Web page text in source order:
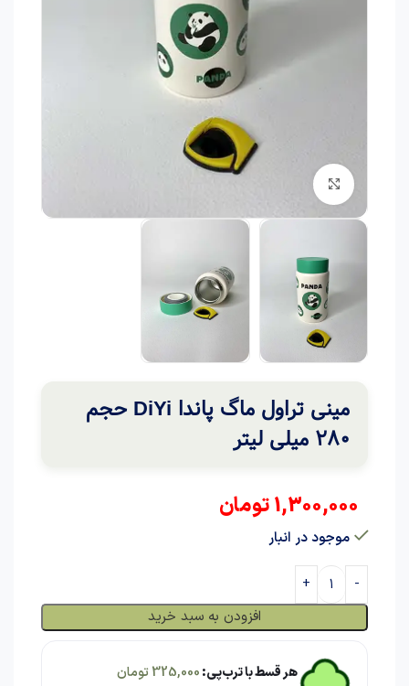
برای بزرگنمایی کلیک کنید
مینی تراول ماگ پاندا DiYi حجم
280 میلی لیتر
1,300,000تومان
موجود در انبار
افزودن به سبد خرید
هر قسط با ترب‌پی:325,000تومان